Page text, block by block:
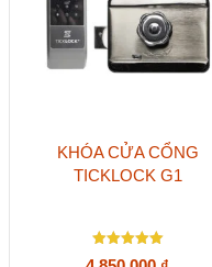
KHÓA CỬA CỔNG
TICKLOCK G1
Được xếp